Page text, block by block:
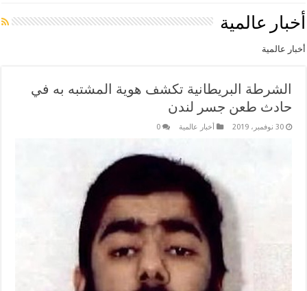
أخبار عالمية
أخبار عالمية
الشرطة البريطانية تكشف هوية المشتبه به في
حادث طعن جسر لندن
30 نوفمبر، 2019 أخبار عالمية 0